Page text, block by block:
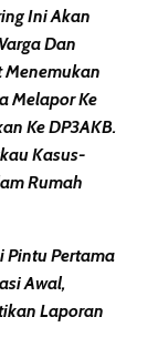
Ini Akan
Dan
Menemukan
Melapor Ke
Ke DP3AKB.
Kasus-
Rumah
Pintu Pertama
Awal,
Laporan